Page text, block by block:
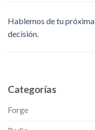
Hablemos de tu próxima
decisión.
Categorías
Forge